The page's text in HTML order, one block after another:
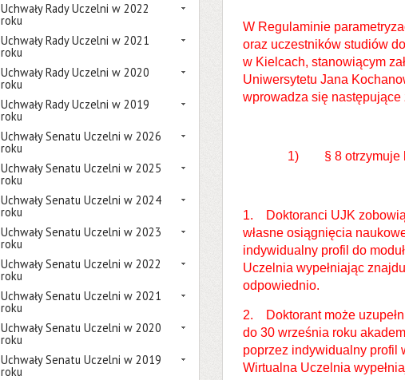
Uchwały Rady Uczelni w 2022
roku
Uchwały Rady Uczelni w 2021
roku
Uchwały Rady Uczelni w 2020
roku
Uchwały Rady Uczelni w 2019
roku
Uchwały Senatu Uczelni w 2026
roku
Uchwały Senatu Uczelni w 2025
roku
Uchwały Senatu Uczelni w 2024
roku
Uchwały Senatu Uczelni w 2023
roku
Uchwały Senatu Uczelni w 2022
roku
Uchwały Senatu Uczelni w 2021
roku
Uchwały Senatu Uczelni w 2020
roku
Uchwały Senatu Uczelni w 2019
roku
W Regulaminie
oraz uczestników studiów
w Kielcach, stanowiącym
Uniwersytetu Jana
wprowadza się następujące
1) § 8 otrzymuje
1. Doktoranci UJK
własne osiągnięcia
indywidualny profil do
Uczelnia wypełniając
odpowiednio.
2. Doktorant może
do 30 września roku
poprzez indywidualny profil
Wirtualna Uczelnia